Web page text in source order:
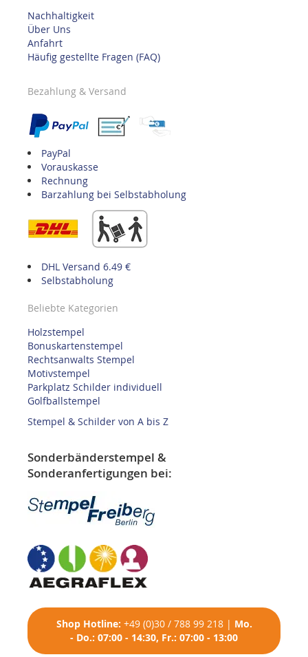
Nachhaltigkeit
Über Uns
Anfahrt
Häufig gestellte Fragen (FAQ)
Bezahlung & Versand
PayPal
Vorauskasse
Rechnung
Barzahlung bei Selbstabholung
DHL Versand 6.49 €
Selbstabholung
Beliebte Kategorien
Holzstempel
Bonuskartenstempel
Rechtsanwalts Stempel
Motivstempel
Parkplatz Schilder individuell
Golfballstempel
Stempel & Schilder von A bis Z
Sonderbänderstempel &
Sonderanfertigungen bei:
Shop Hotline: +49 (0)30 / 788 99 218| Mo.
- Do.: 07:00 - 14:30, Fr.: 07:00 - 13:00